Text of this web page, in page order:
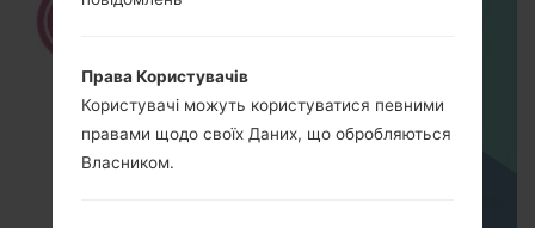
Права Користувачів
Користувачі можуть користуватися певними
правами щодо своїх Даних, що обробляються
Власником.